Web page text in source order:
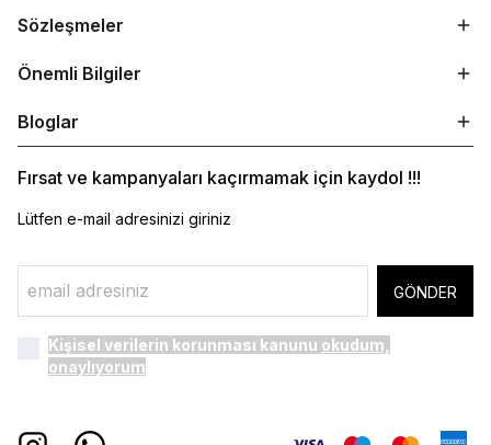
Sözleşmeler
Önemli Bilgiler
Bloglar
Fırsat ve kampanyaları kaçırmamak için kaydol !!!
Lütfen e-mail adresinizi giriniz
GÖNDER
Kişisel verilerin korunması kanunu okudum,
onaylıyorum